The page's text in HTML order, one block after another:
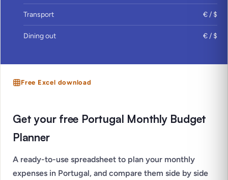
Transport € / $
Dining out € / $
Free Excel download
Get your free Portugal Monthly Budget
Planner
A ready-to-use spreadsheet to plan your monthly
expenses in Portugal, and compare them side by side